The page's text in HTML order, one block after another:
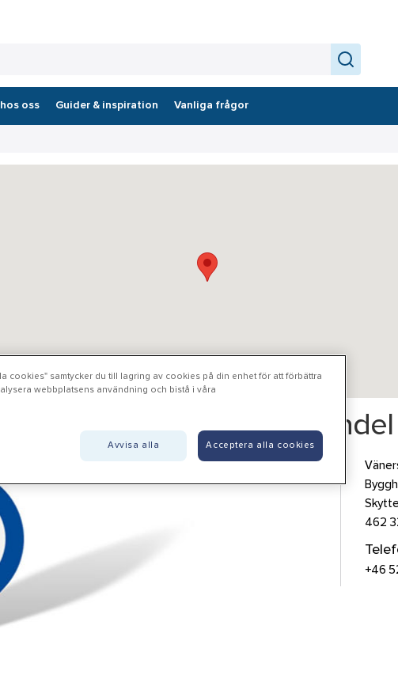
oss Guider & inspiration Vanliga frågor
- AB Karl Hedin Bygghandel
462
+46
cookies" samtycker du till lagring av cookies på din enhet för att förbättra
webbplatsens användning och bistå i våra
Avvisa alla Acceptera alla cookies